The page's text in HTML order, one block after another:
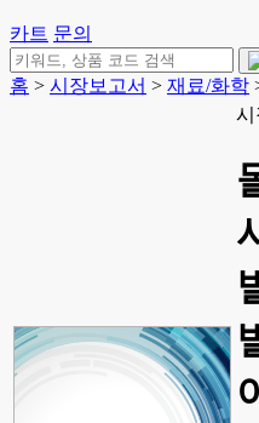
카트 문의
홈 > 시장보고서 > 재료/화학
시